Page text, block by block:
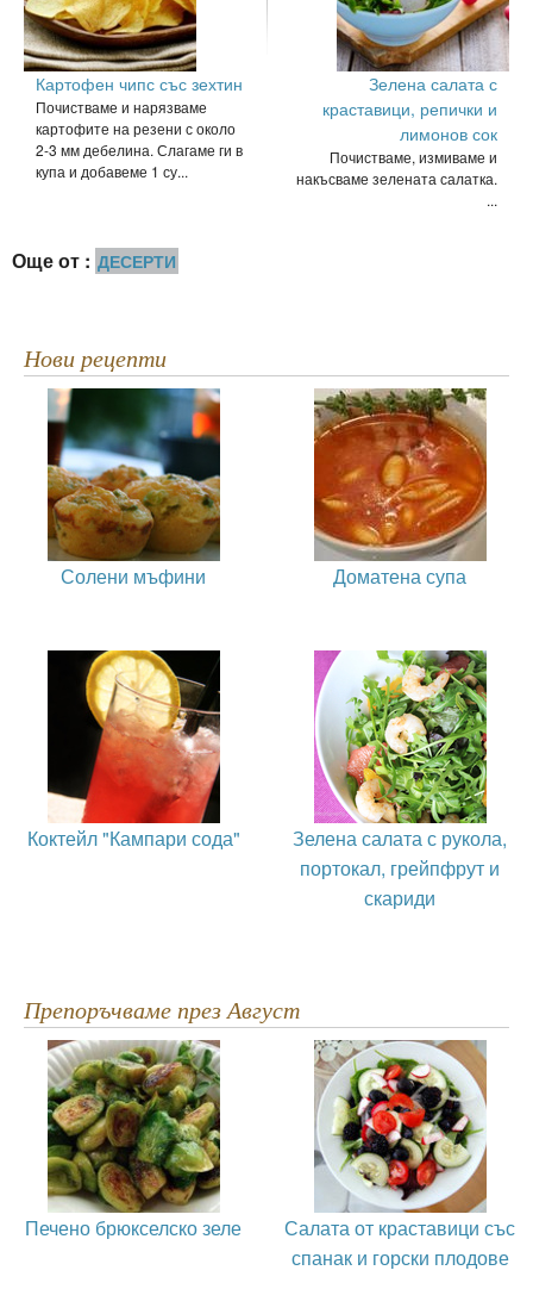
Картофен чипс със зехтин
Почистваме и нарязваме
картофите на резени с около
2-3 мм дебелина. Слагаме ги в
купа и добавеме 1 су...
Зелена салата с
краставици, репички и
лимонов сок
Почистваме, измиваме и
накъсваме зелената салатка.
...
Още от : ДЕСЕРТИ
Нови рецепти
Солени мъфини Доматена супа
Коктейл "Кампари сода"
Зелена салата с рукола,
портокал, грейпфрут и
скариди
Препоръчваме през Август
Печено брюкселско зеле
Салата от краставици със
спанак и горски плодове